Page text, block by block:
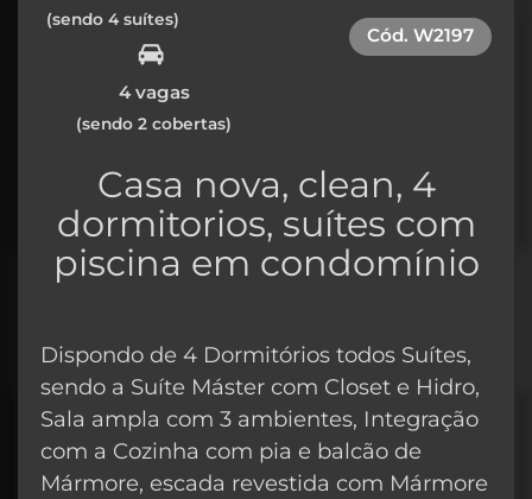
(sendo 4 suítes)
4 vagas
(sendo 2 cobertas)
Cód. W2197
Casa nova, clean, 4
dormitorios, suítes com
piscina em condomínio
Dispondo de 4 Dormitórios todos Suítes,
sendo a Suíte Máster com Closet e Hidro,
Sala ampla com 3 ambientes, Integração
com a Cozinha com pia e balcão de
Mármore, escada revestida com Mármore